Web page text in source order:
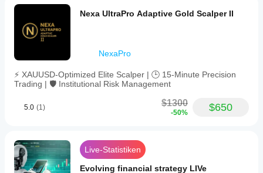
Nexa UltraPro Adaptive Gold Scalper II
NexaPro
⚡ XAUUSD-Optimized Elite Scalper | 🕒 15-Minute Precision
Trading | 🛡️ Institutional Risk Management
5.0 (1) $1300
-50% $650
Live-Statistiken
Evolving financial strategy LIVe